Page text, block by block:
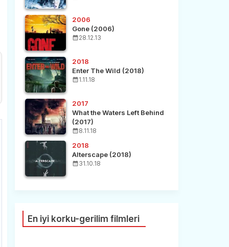
2006
Gone (2006)
28.12.13
2018
Enter The Wild (2018)
1.11.18
2017
What the Waters Left Behind
(2017)
8.11.18
2018
Alterscape (2018)
31.10.18
En iyi korku-gerilim filmleri